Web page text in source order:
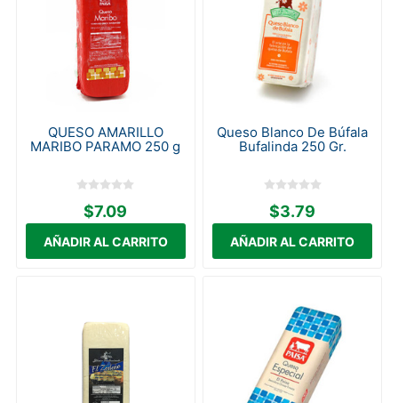
QUESO AMARILLO
MARIBO PARAMO 250 g
$7.09
Queso Blanco De Búfala
Bufalinda 250 Gr.
$3.79